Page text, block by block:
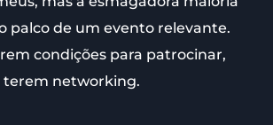
palco de um evento relevante.
condições para patrocinar,
terem networking.